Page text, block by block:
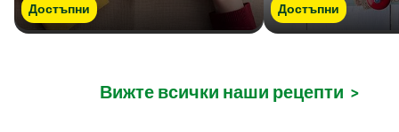
Достъпни Достъпни
Вижте всички наши рецепти >